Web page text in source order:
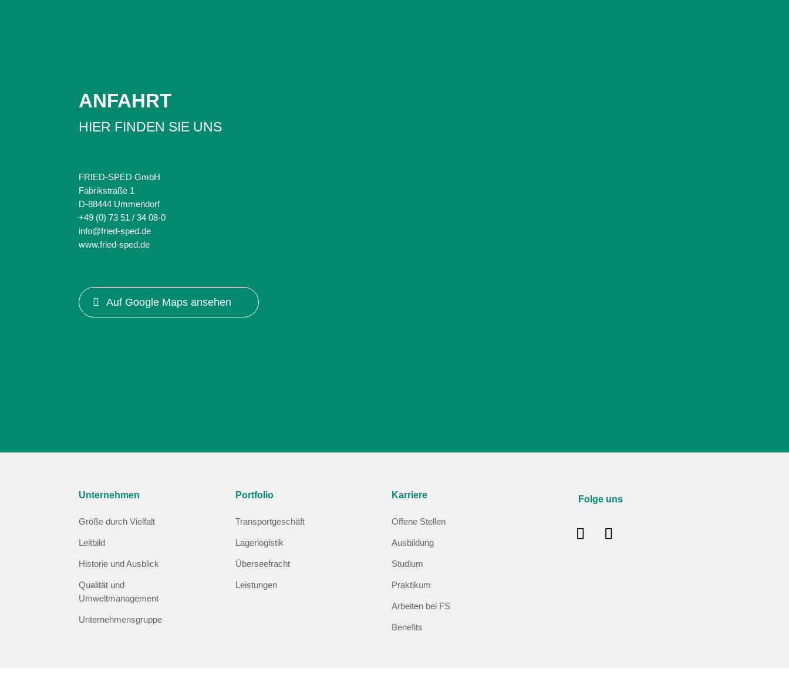
ANFAHRT
HIER FINDEN SIE UNS
FRIED-SPED GmbH
Fabrikstraße 1
D-88444 Ummendorf
+49 (0) 73 51 / 34 08-0
info@fried-sped.de
www.fried-sped.de
Auf Google Maps ansehen
Unternehmen
Größe durch Vielfalt
Leitbild
Historie und Ausblick
Qualität und
Umweltmanagement
Unternehmensgruppe
Portfolio
Transportgeschäft
Lagerlogistik
Überseefracht
Leistungen
Karriere
Offene Stellen
Ausbildung
Studium
Praktikum
Arbeiten bei FS
Benefits
Folge uns